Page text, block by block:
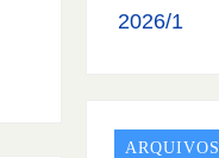
2026/1
ARQUIVOS